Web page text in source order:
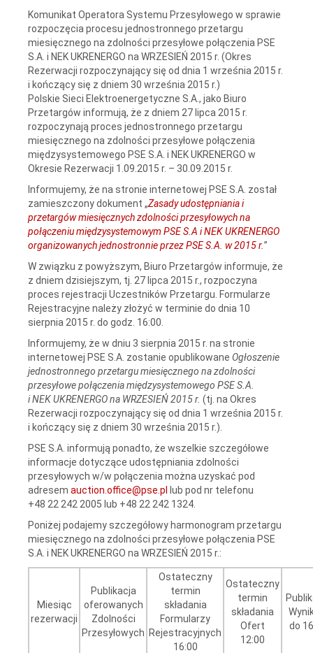
Komunikat Operatora Systemu Przesyłowego w sprawie
rozpoczęcia procesu jednostronnego przetargu
miesięcznego na zdolności przesyłowe połączenia PSE
S.A. i NEK UKRENERGO na WRZESIEŃ 2015 r. (Okres
Rezerwacji rozpoczynający się od dnia 1 września 2015 r.
i kończący się z dniem 30 września 2015 r.)
Polskie Sieci Elektroenergetyczne S.A., jako Biuro
Przetargów informują, że z dniem 27 lipca 2015 r.
rozpoczynają proces jednostronnego przetargu
miesięcznego na zdolności przesyłowe połączenia
międzysystemowego PSE S.A. i NEK UKRENERGO w
Okresie Rezerwacji 1.09.2015 r. – 30.09.2015 r.
Informujemy, że na stronie internetowej PSE S.A. został
zamieszczony dokument „Zasady udostępniania i
przetargów miesięcznych zdolności przesyłowych na
połączeniu międzysystemowym PSE S.A i NEK UKRENERGO
organizowanych jednostronnie przez PSE S.A. w 2015 r.”
W związku z powyższym, Biuro Przetargów informuje, że
z dniem dzisiejszym, tj. 27 lipca 2015 r., rozpoczyna
proces rejestracji Uczestników Przetargu. Formularze
Rejestracyjne należy złożyć w terminie do dnia 10
sierpnia 2015 r. do godz. 16:00.
Informujemy, że w dniu 3 sierpnia 2015 r. na stronie
internetowej PSE S.A. zostanie opublikowane Ogłoszenie
jednostronnego przetargu miesięcznego na zdolności
przesyłowe połączenia międzysystemowego PSE S.A.
i NEK UKRENERGO na WRZESIEŃ 2015 r. (tj. na Okres
Rezerwacji rozpoczynający się od dnia 1 września 2015 r.
i kończący się z dniem 30 września 2015 r.).
PSE S.A. informują ponadto, że wszelkie szczegółowe
informacje dotyczące udostępniania zdolności
przesyłowych w/w połączenia można uzyskać pod
adresem auction.office@pse.pl
lub pod nr telefonu
+48 22 242 2005 lub +48 22 242 1324.
Poniżej podajemy szczegółowy harmonogram przetargu
miesięcznego na zdolności przesyłowe połączenia PSE
S.A. i NEK UKRENERGO na WRZESIEŃ 2015 r.:
Miesiąc
rezerwacji
Publikacja
oferowanych
Zdolności
Przesyłowych
Ostateczny
termin
składania
Formularzy
Rejestracyjnych
16:00
Ostateczny
termin
składania
Ofert
12:00
do